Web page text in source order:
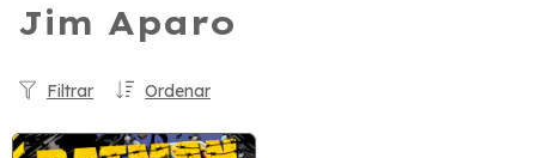
Jim Aparo
Ordenar
Filtrar